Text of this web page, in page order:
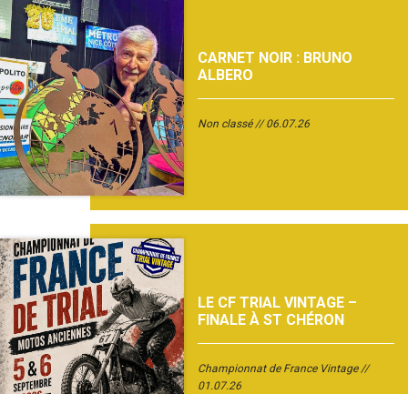
CARNET NOIR : BRUNO
ALBERO
Non classé 06.07.26
LE CF TRIAL VINTAGE –
FINALE À ST CHÉRON
Championnat de France Vintage
01.07.26